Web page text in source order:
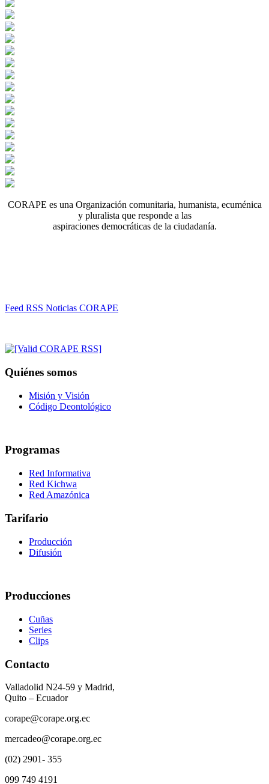
CORAPE es una Organización comunitaria, humanista, ecuménica
y pluralista que responde a las
aspiraciones democráticas de la ciudadanía.
Feed RSS Noticias CORAPE
Quiénes somos
Misión y Visión
Código Deontológico
Programas
Red Informativa
Red Kichwa
Red Amazónica
Tarifario
Producción
Difusión
Producciones
Cuñas
Series
Clips
Contacto
Valladolid N24-59 y Madrid,
Quito – Ecuador
corape@corape.org.ec
mercadeo@corape.org.ec
(02) 2901- 355
099 749 4191